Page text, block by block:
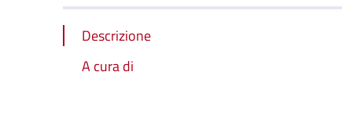
Descrizione
A cura di